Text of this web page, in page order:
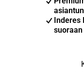
Inderes